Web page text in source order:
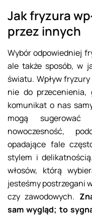
Jak fryzura
przez innych
Wybór odpowiedniej
ale także sposób, w
światu. Wpływ
nie do przecenienia,
komunikat o nas
mogą
nowoczesność,
opadające fale
stylem i
włosów, którą
jesteśmy postrzegani
czy zawodowych.
sam wygląd; to